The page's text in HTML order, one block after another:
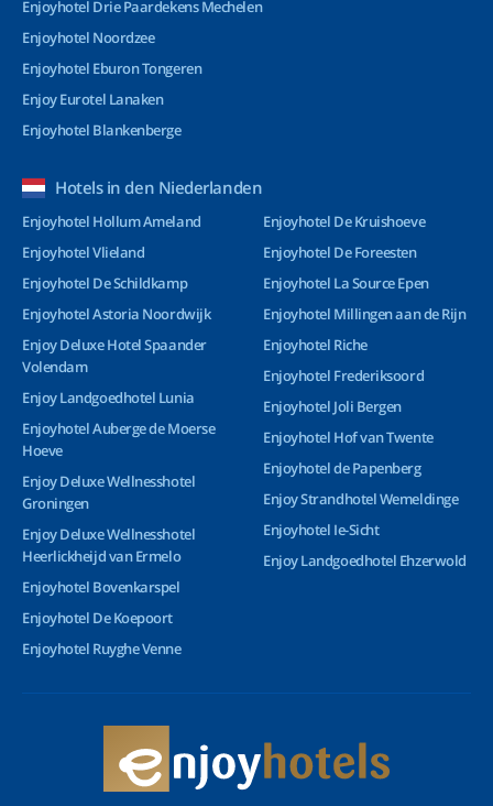
Enjoyhotel Drie Paardekens Mechelen
Enjoyhotel Noordzee
Enjoyhotel Eburon Tongeren
Enjoy Eurotel Lanaken
Enjoyhotel Blankenberge
Hotels in den Niederlanden
Enjoyhotel Hollum Ameland
Enjoyhotel Vlieland
Enjoyhotel De Schildkamp
Enjoyhotel Astoria Noordwijk
Enjoy Deluxe Hotel Spaander
Volendam
Enjoy Landgoedhotel Lunia
Enjoyhotel Auberge de Moerse
Hoeve
Enjoy Deluxe Wellnesshotel
Groningen
Enjoy Deluxe Wellnesshotel
Heerlickheijd van Ermelo
Enjoyhotel Bovenkarspel
Enjoyhotel De Koepoort
Enjoyhotel Ruyghe Venne
Enjoyhotel De Kruishoeve
Enjoyhotel De Foreesten
Enjoyhotel La Source Epen
Enjoyhotel Millingen aan de Rijn
Enjoyhotel Riche
Enjoyhotel Frederiksoord
Enjoyhotel Joli Bergen
Enjoyhotel Hof van Twente
Enjoyhotel de Papenberg
Enjoy Strandhotel Wemeldinge
Enjoyhotel Ie-Sicht
Enjoy Landgoedhotel Ehzerwold